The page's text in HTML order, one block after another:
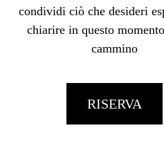
condividi ciò che desideri
chiarire in questo
cammino
RISERVA